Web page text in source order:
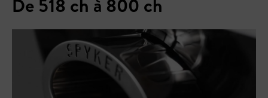
De 518 ch à 800 ch